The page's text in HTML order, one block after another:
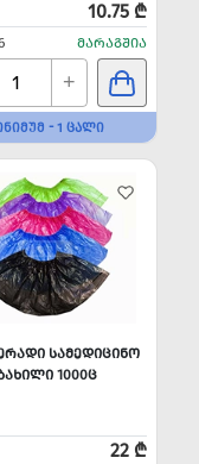
10.75 ₾
ᲛᲐᲠᲐᲒᲨᲘᲐ
+
- 1 ᲪᲐᲚᲘ
ᲡᲐᲛᲔᲓᲘᲪᲘᲜᲝ
1000Ც
22 ₾